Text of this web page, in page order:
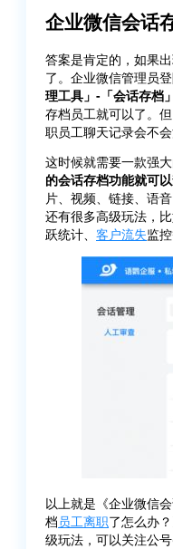
企业微信会话
答案是肯定的，如果
了。企业微信管理员
理工具」-「会话存档
存档员工就可以了。
职员工聊天记录会不
这时候就需要一款强
的会话存档功能就可
片、视频、链接、语
还有很多高级玩法，
跃统计、 客户流失监控
以上就是《企业微信
档员工离职了怎么办
级玩法，可以关注公